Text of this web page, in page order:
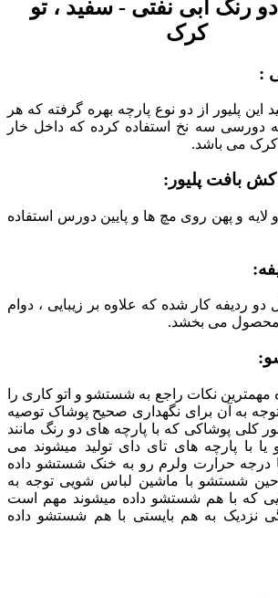
رنگ آبی نفتی - سفید ، تو
کرک
:
پلیور از دو نوع پارچه بهره گرفته که هر
دورسی سه نخ استفاده کرده که داخل خار
کرک می باشد.
بافت پلیور:
لایه و پهن روی مچ ها و پایین دورس استفاده
ردیفه کار شده که علاوه بر زیبایی ، دوام
محصول می بخشد.
مهمترین نکات راجع به شستشو و اتو کاری را
به آن برای نگهداری صحیح پوشاک توصیه
کلی پوشاکی که با پارچه های دو رنگ مانند
با پارچه های تای دای تولید میشوند می
درجه حرارت ولرم رو به خنک شستشو داده
شستشو با ماشین لباس شویی توجه به
که با هم شستشو داده میشوند مهم است
نزدیک به هم بایستی با هم شستشو داده